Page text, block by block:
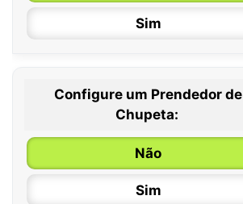
Sim
0 / 6 meses
6 / 36 meses
Configure um Prendedor de
Chupeta:
Não
Sim